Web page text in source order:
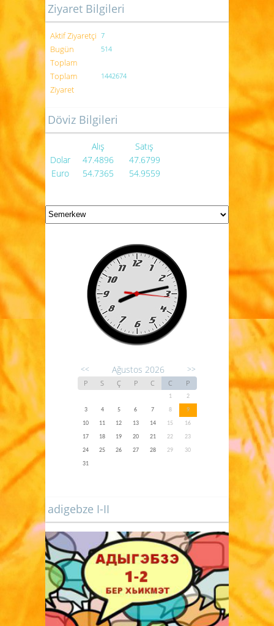
Ziyaret Bilgileri
Aktif Ziyaretçi 7
Bugün
Toplam
514
Toplam
Ziyaret
1442674
Döviz Bilgileri
Alış
Satış
Dolar
47.4896
47.6799
Euro
54.7365 54.9559
<< Ağustos 2026 >>
P S Ç P C C P
1
2
3
4 5 6 7 8
9
10
11 12 13 14 15
16
17
18 19 20 21 22
23
24
25 26 27 28 29
30
31
adigebze I-II